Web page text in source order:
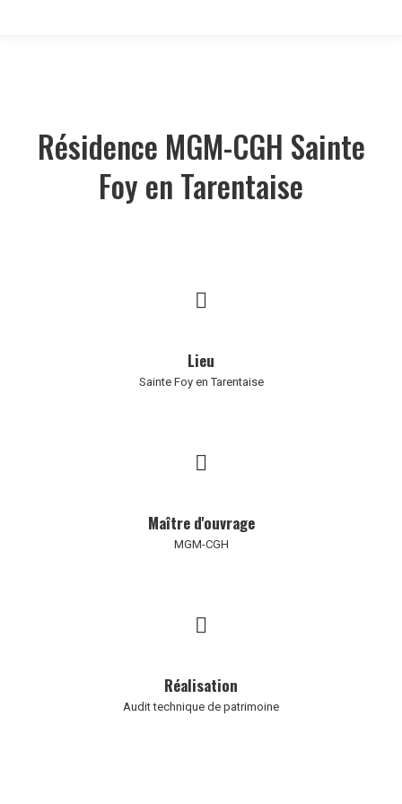
Résidence MGM-CGH Sainte
Foy en Tarentaise
Lieu
Sainte Foy en Tarentaise
Maître d'ouvrage
MGM-CGH
Réalisation
Audit technique de patrimoine